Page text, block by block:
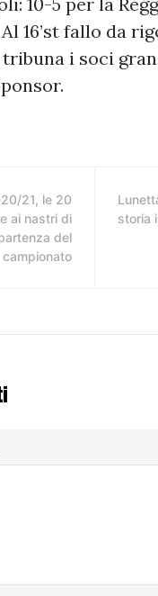
16’st fallo da
i soci
21, le 20
ai nastri di
del
campionato
storia